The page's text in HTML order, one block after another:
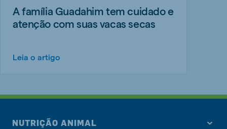
A família Guadahim tem cuidado e
atenção com suas vacas secas
Leia o artigo
NUTRIÇÃO ANIMAL